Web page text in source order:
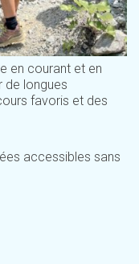
en courant et en
de longues
favoris et des
accessibles sans